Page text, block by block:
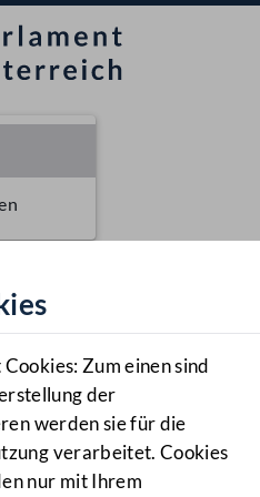
Zum einen sind
der
werden sie für die
verarbeitet. Cookies
nur mit Ihrem